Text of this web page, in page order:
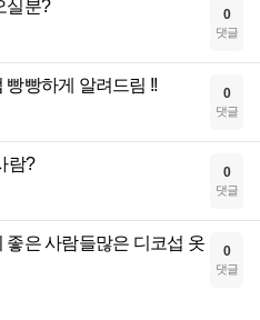
실분? 0
댓글
빵하게 알려드림 !! 0
댓글
람? 0
댓글
은 사람들많은 디코섭 옷
0
댓글